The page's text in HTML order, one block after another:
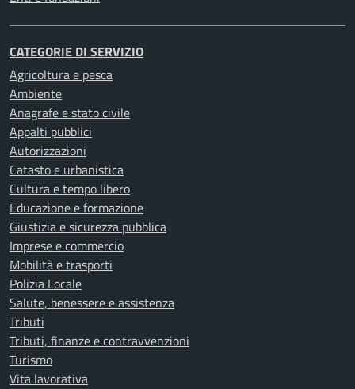
CATEGORIE DI SERVIZIO
Agricoltura e pesca
Ambiente
Anagrafe e stato civile
Appalti pubblici
Autorizzazioni
Catasto e urbanistica
Cultura e tempo libero
Educazione e formazione
Giustizia e sicurezza pubblica
Imprese e commercio
Mobilità e trasporti
Polizia Locale
Salute, benessere e assistenza
Tributi
Tributi, finanze e contravvenzioni
Turismo
Vita lavorativa